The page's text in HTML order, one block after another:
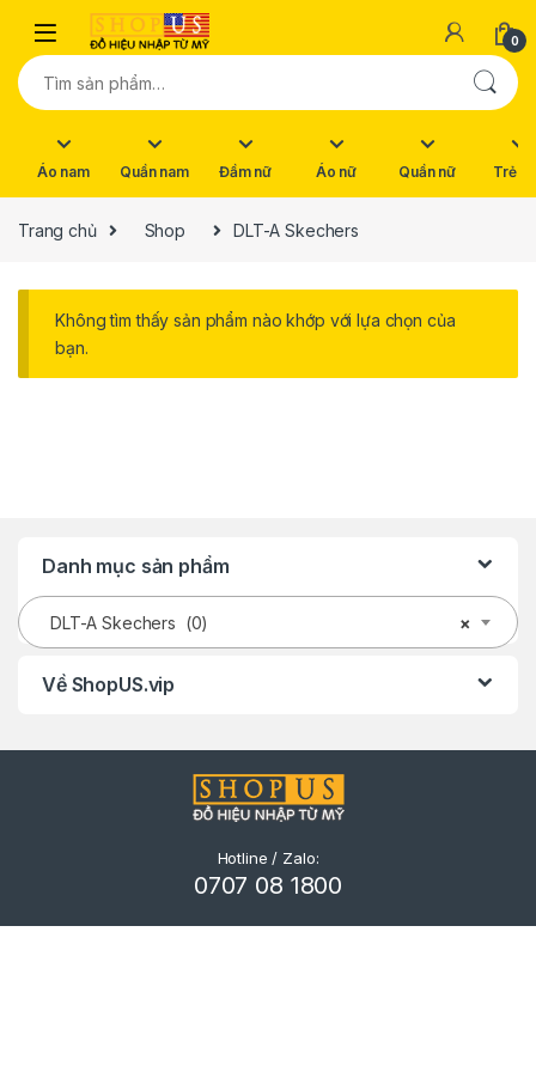
Skip to navigation
Skip to content
0
Tìm kiếm:
Áo nam Quần nam Đầm nữ Áo nữ Quần nữ Trẻ
Trang chủ Shop DLT-A Skechers
Không tìm thấy sản phẩm nào khớp với lựa chọn của
bạn.
Danh mục sản phẩm
×
DLT-A Skechers (0)
Về ShopUS.vip
Hotline / Zalo:
0707 08 1800